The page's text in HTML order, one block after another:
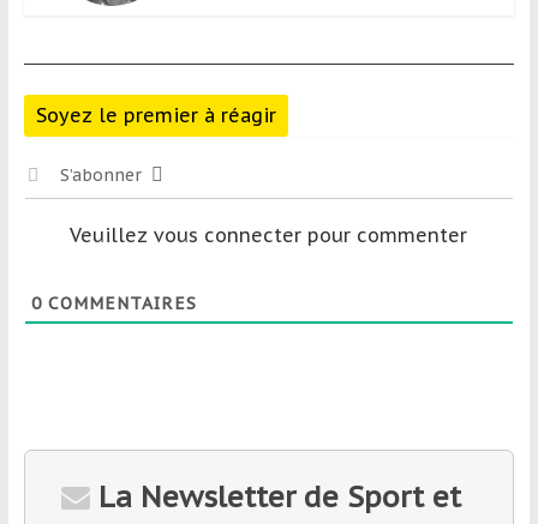
Soyez le premier à réagir
S’abonner
Veuillez vous connecter pour commenter
0COMMENTAIRES
La Newsletter de Sport et